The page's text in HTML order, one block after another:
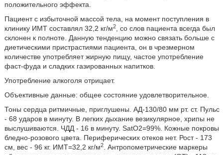
положительного эффекта.
Пациент с избыточной массой тела, на момент поступления в
клинику ИМТ составлял 32,2 кг/м2, со слов пациента всегда был
склонен к полноте. Данную тенденцию можно связать больше с
диетическими пристрастиями пациента, он в чрезмерном
количестве употребляет жирную пищу, частое употребление
фаст-фуда и сладких газированных напитков.
Употребление алкоголя отрицает.
Объективные данные: общее состояние удовлетворительное.
Тоны сердца ритмичные, приглушены. АД-130/80 мм рт. ст. Пульс
- 68 ударов в минуту. В легких дыхание везикулярное, хрипы не
выслушиваются. ЧДД - 16 в минуту. SatO2=99%. Кожные покровы
бледно-розового цвета. Периферических отеков нет. Рост - 173
см, вес - 96 кг. ИМТ=32,2 кг/м2. Антропометрические маркеры